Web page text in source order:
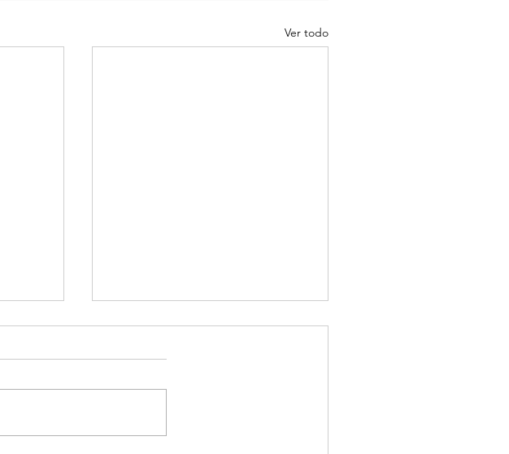
Ver todo